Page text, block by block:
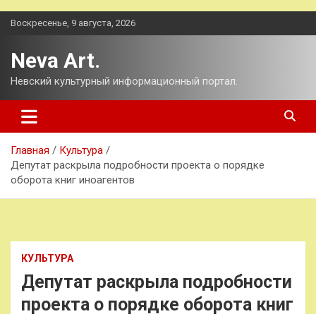
Перейти
Воскресенье, 9 августа, 2026
Neva Art.
Невский культурный информационный портал.
Главная
Культура
Депутат раскрыла подробности проекта о порядке
оборота книг иноагентов
КУЛЬТУРА
Депутат раскрыла подробности
проекта о порядке оборота книг